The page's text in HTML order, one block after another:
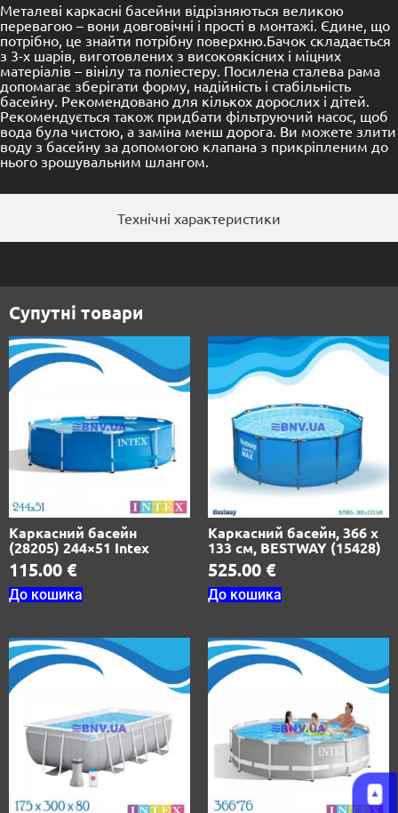
Технічні характеристики
Металеві каркасні басейни відрізняються великою
перевагою – вони довговічні і прості в монтажі. Єдине, що
потрібно, це знайти потрібну поверхню.Бачок складається
з 3-х шарів, виготовлених з високоякісних і міцних
матеріалів – вінілу та поліестеру. Посилена сталева рама
допомагає зберігати форму, надійність і стабільність
басейну. Рекомендовано для кількох дорослих і дітей.
Рекомендується також придбати фільтруючий насос, щоб
вода була чистою, а заміна менш дорога. Ви можете злити
воду з басейну за допомогою клапана з прикріпленим до
нього зрошувальним шлангом.
Супутні товари
Каркасний басейн
(28205) 244×51 Intex
115.00 €
До кошика
Каркасний басейн, 366 х
133 см, BESTWAY (15428)
525.00 €
До кошика